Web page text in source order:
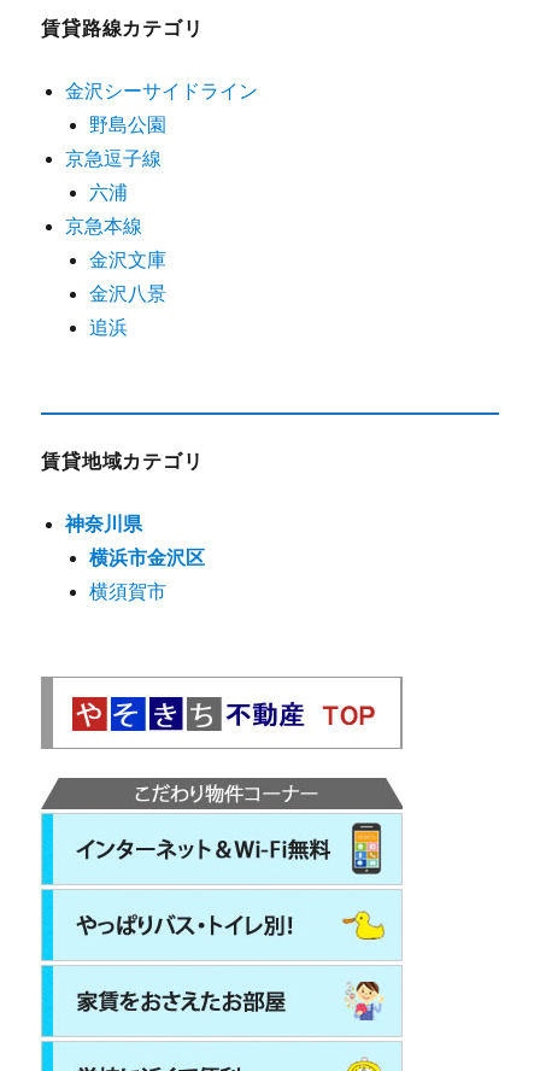
賃貸路線カテゴリ
金沢シーサイドライン
野島公園
京急逗子線
六浦
京急本線
金沢文庫
金沢八景
追浜
賃貸地域カテゴリ
神奈川県
横浜市金沢区
横須賀市